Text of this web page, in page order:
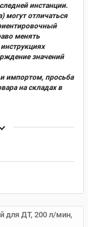
инстанции.
могут отличаться
менять
значений
импортом, просьба
на складах в
для ДТ, 200 л/мин,